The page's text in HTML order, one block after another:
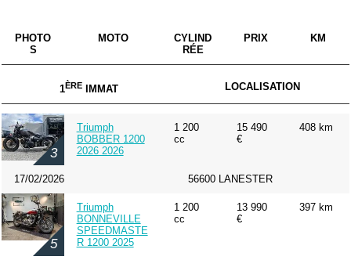
PHOTO
S
MOTO
CYLIND
RÉE
PRIX KM
1ÈREIMMAT LOCALISATION
3
Triumph
BOBBER 1200
2026 2026
1 200
cc
15 490
€
408 km
17/02/2026 56600 LANESTER
5
Triumph
BONNEVILLE
SPEEDMASTE
R 1200 2025
1 200
cc
13 990
€
397 km